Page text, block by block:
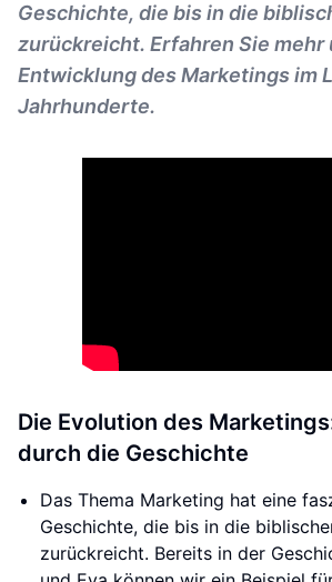
Geschichte, die bis in die
zurückreicht. Erfahren Sie mehr
Entwicklung des Marketings im
Jahrhunderte.
Die Evolution des
durch die Geschichte
Das Thema Marketing hat eine
Geschichte, die bis in die
zurückreicht. Bereits in der